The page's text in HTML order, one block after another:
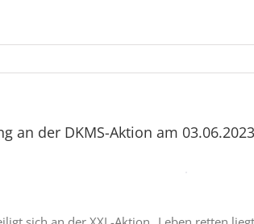
an der DKMS-Aktion am 03.06.2023